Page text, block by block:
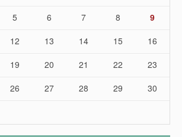
5 6 7 8
9
12 13 14 15
16
19 20 21 22
23
26 27 28 29
30